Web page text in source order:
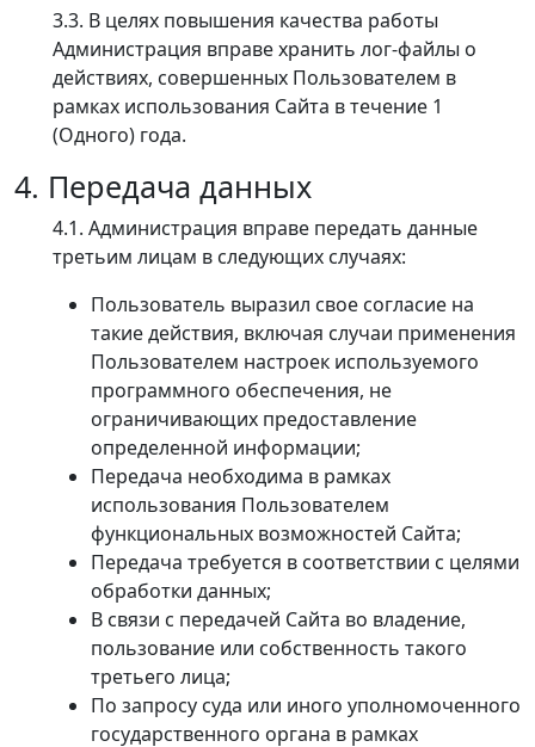
3.3. В целях повышения качества работы
Администрация вправе хранить лог-файлы о
действиях, совершенных Пользователем в
рамках использования Сайта в течение 1
(Одного) года.
4. Передача данных
4.1. Администрация вправе передать данные
третьим лицам в следующих случаях:
Пользователь выразил свое согласие на
такие действия, включая случаи применения
Пользователем настроек используемого
программного обеспечения, не
ограничивающих предоставление
определенной информации;
Передача необходима в рамках
использования Пользователем
функциональных возможностей Сайта;
Передача требуется в соответствии с целями
обработки данных;
В связи с передачей Сайта во владение,
пользование или собственность такого
третьего лица;
По запросу суда или иного уполномоченного
государственного органа в рамках